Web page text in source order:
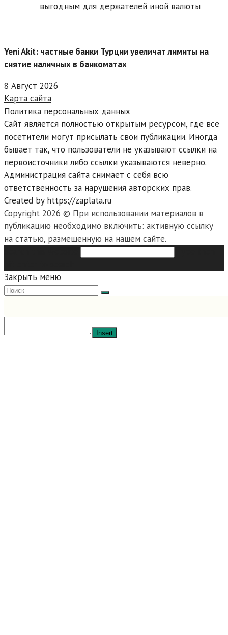
выгодным для держателей иной валюты
Yeni Akit: частные банки Турции увеличат лимиты на
снятие наличных в банкоматах
8 Август 2026
Карта сайта
Политика персональных данных
Сайт является полностью открытым ресурсом, где все
посетители могут присылать свои публикации. Иногда
бывает так, что пользователи не указывают ссылки на
первоисточники либо ссылки указываются неверно.
Администрация сайта снимает с себя всю
ответственность за нарушения авторских прав.
Created by https://zaplata.ru
Copyright 2026 © При использовании материалов в
публикацию необходимо включить: активную ссылку
на статью, размещенную на нашем сайте.
Закрыть меню
Insert